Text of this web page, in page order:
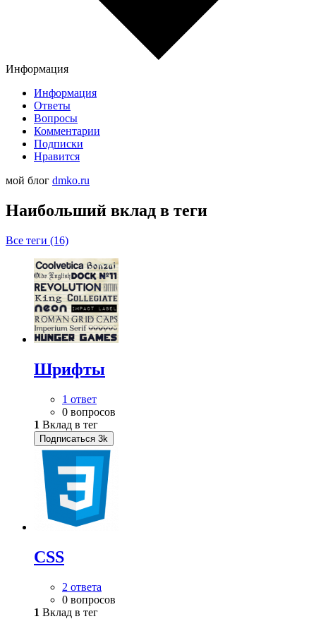
Информация
Информация
Ответы
Вопросы
Комментарии
Подписки
Нравится
мой блог dmko.ru
Наибольший вклад в теги
Все теги (16)
Шрифты
1 ответ
0 вопросов
1 Вклад в тег
Подписаться 3k
CSS
2 ответа
0 вопросов
1 Вклад в тег